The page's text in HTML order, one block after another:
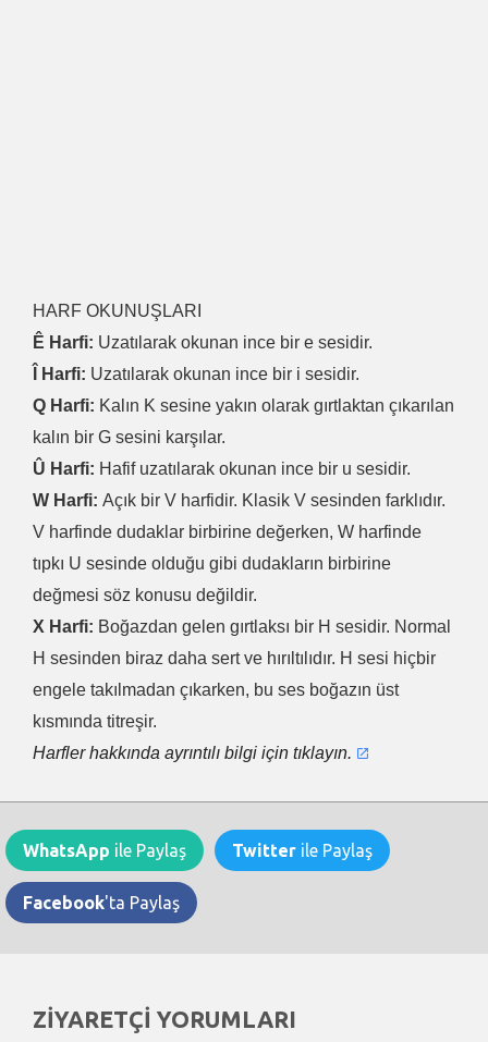
HARF OKUNUŞLARI
Ê Harfi: Uzatılarak okunan ince bir e sesidir.
Î Harfi: Uzatılarak okunan ince bir i sesidir.
Q Harfi: Kalın K sesine yakın olarak gırtlaktan çıkarılan
kalın bir G sesini karşılar.
Û Harfi: Hafif uzatılarak okunan ince bir u sesidir.
W Harfi: Açık bir V harfidir. Klasik V sesinden farklıdır.
V harfinde dudaklar birbirine değerken, W harfinde
tıpkı U sesinde olduğu gibi dudakların birbirine
değmesi söz konusu değildir.
X Harfi: Boğazdan gelen gırtlaksı bir H sesidir. Normal
H sesinden biraz daha sert ve hırıltılıdır. H sesi hiçbir
engele takılmadan çıkarken, bu ses boğazın üst
kısmında titreşir.
Harfler hakkında ayrıntılı bilgi için tıklayın.
WhatsApp ile Paylaş Twitter ile Paylaş
Facebook'ta Paylaş
ZİYARETÇİ YORUMLARI